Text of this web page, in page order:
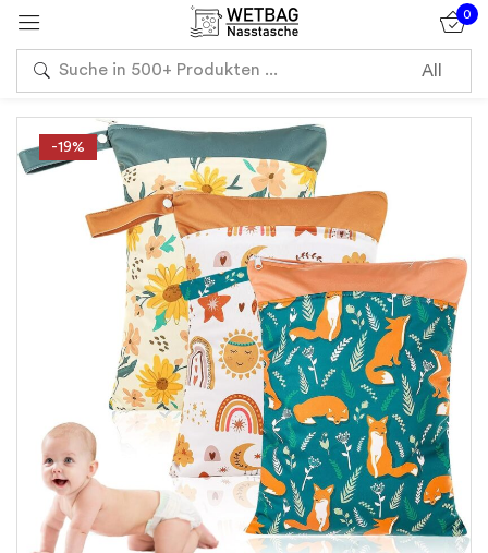
0
-19%
Sign in
Remember me Lost password?
Log in
Create an account